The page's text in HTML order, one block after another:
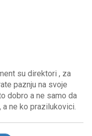
su direktori , za
paznju na svoje
dobro a ne samo da